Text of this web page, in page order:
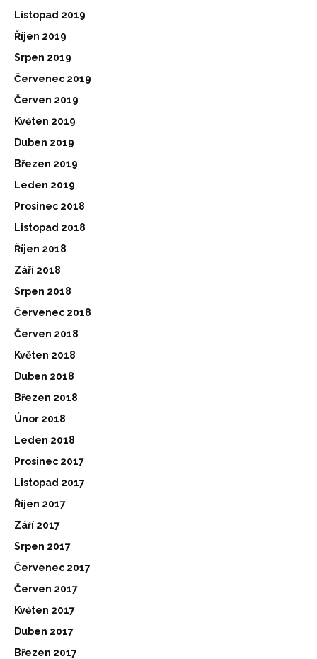
Listopad 2019
Říjen 2019
Srpen 2019
Červenec 2019
Červen 2019
Květen 2019
Duben 2019
Březen 2019
Leden 2019
Prosinec 2018
Listopad 2018
Říjen 2018
Září 2018
Srpen 2018
Červenec 2018
Červen 2018
Květen 2018
Duben 2018
Březen 2018
Únor 2018
Leden 2018
Prosinec 2017
Listopad 2017
Říjen 2017
Září 2017
Srpen 2017
Červenec 2017
Červen 2017
Květen 2017
Duben 2017
Březen 2017